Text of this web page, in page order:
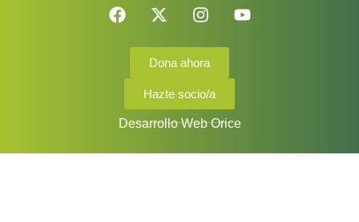
Dona ahora
Hazte socio/a
Desarrollo Web Orice